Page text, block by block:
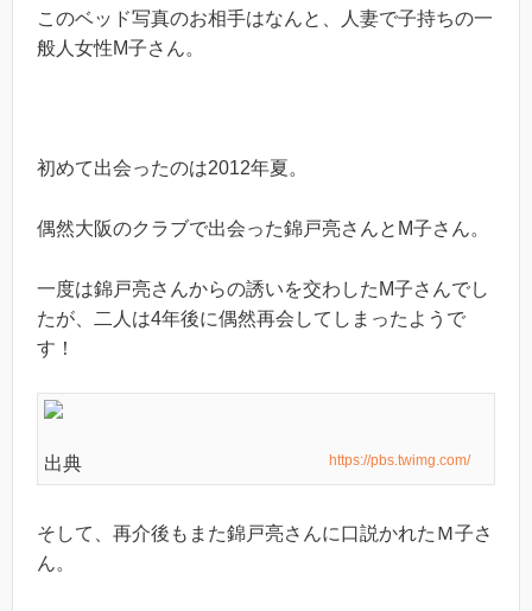
このベッド写真のお相手はなんと、人妻で子持ちの一
般人女性M子さん。
初めて出会ったのは2012年夏。
偶然大阪のクラブで出会った錦戸亮さんとM子さん。
一度は錦戸亮さんからの誘いを交わしたM子さんでし
たが、二人は4年後に偶然再会してしまったようで
す！
出典 https://pbs.twimg.com/
そして、再介後もまた錦戸亮さんに口説かれたＭ子さ
ん。